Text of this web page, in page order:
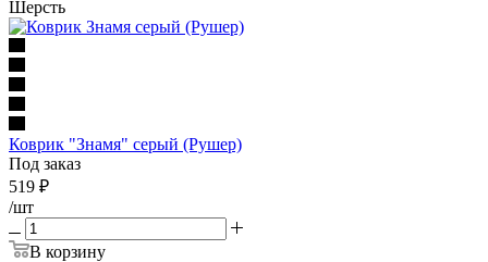
Шерсть
Коврик "Знамя" серый (Рушер)
Под заказ
519 ₽
/шт
В корзину